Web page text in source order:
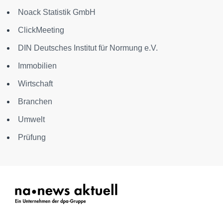
Noack Statistik GmbH
ClickMeeting
DIN Deutsches Institut für Normung e.V.
Immobilien
Wirtschaft
Branchen
Umwelt
Prüfung